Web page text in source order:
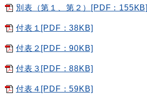
別表（第１、第２）[PDF：155KB]
付表１[PDF：38KB]
付表２[PDF：90KB]
付表３[PDF：88KB]
付表４[PDF：59KB]